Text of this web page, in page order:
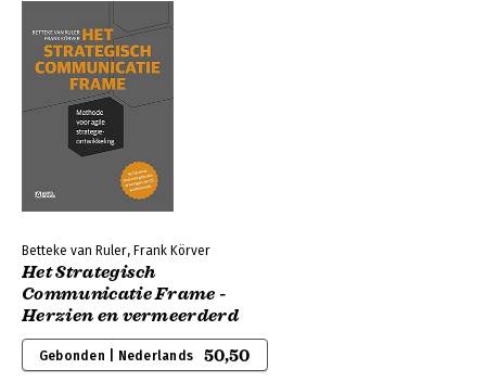
Betteke van Ruler, Frank Körver
Het Strategisch
Communicatie Frame -
Herzien en vermeerderd
Gebonden | Nederlands 50,50